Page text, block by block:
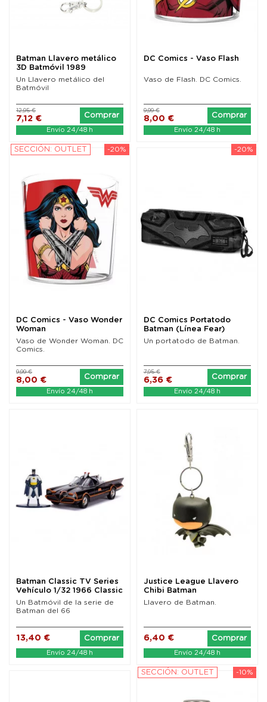
Batman Llavero metálico
3D Batmóvil 1989
Un Llavero metálico del
Batmóvil
7,12 €
12,95 €
Comprar
Envío 24/48 h
DC Comics - Vaso Flash
Vaso de Flash. DC Comics.
8,00 €
9,99 €
Comprar
Envío 24/48 h
-20%
SECCIÓN: OUTLET
DC Comics - Vaso Wonder
Woman
Vaso de Wonder Woman. DC
Comics.
8,00 €
9,99 €
Comprar
Envío 24/48 h
-20%
DC Comics Portatodo
Batman (Línea Fear)
Un portatodo de Batman.
6,36 €
7,95 €
Comprar
Envío 24/48 h
Batman Classic TV Series
Vehículo 1/32 1966 Classic
Batmobile...
Un Batmóvil de la serie de
Batman del 66
13,40 € Comprar
Envío 24/48 h
Justice League Llavero
Chibi Batman
Llavero de Batman.
6,40 € Comprar
Envío 24/48 h
-10%
SECCIÓN: OUTLET